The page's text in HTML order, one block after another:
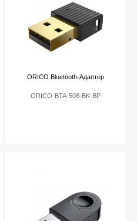
ORICO Bluetooth-Адаптер
ORICO-BTA-508-BK-BP